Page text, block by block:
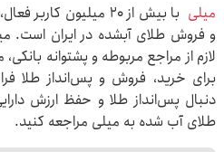
میلی
با بیش از ۲۰ میلیون
و فروش طلای آبشده در ایران است.
لازم از مراجع مربوطه و پشتوانه
برای خرید، فروش و پس‌انداز طلا
دنبال پس‌انداز طلا و حفظ ارزش
طلای آب شده به میلی مراجعه کنید.